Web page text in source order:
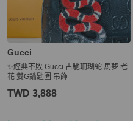
Gucci
✨經典不敗 Gucci 古馳珊瑚蛇 馬夢 老
花 雙G鑰匙圈 吊飾
TWD 3,888